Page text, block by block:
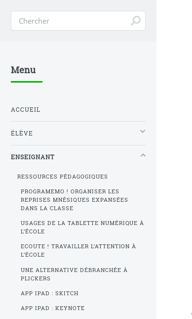
Menu
ACCUEIL
ÉLÈVE
ENSEIGNANT
RESSOURCES PÉDAGOGIQUES
PROGRAMEMO ! ORGANISER LES
REPRISES MNÉSIQUES EXPANSÉES
DANS LA CLASSE
USAGES DE LA TABLETTE NUMÉRIQUE À
L’ÉCOLE
ECOUTE ! TRAVAILLER L’ATTENTION À
L’ÉCOLE
UNE ALTERNATIVE DÉBRANCHÉE À
PLICKERS
APP IPAD : SKITCH
APP IPAD : KEYNOTE